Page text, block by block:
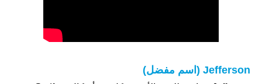
Jefferson (اسم مفضل)